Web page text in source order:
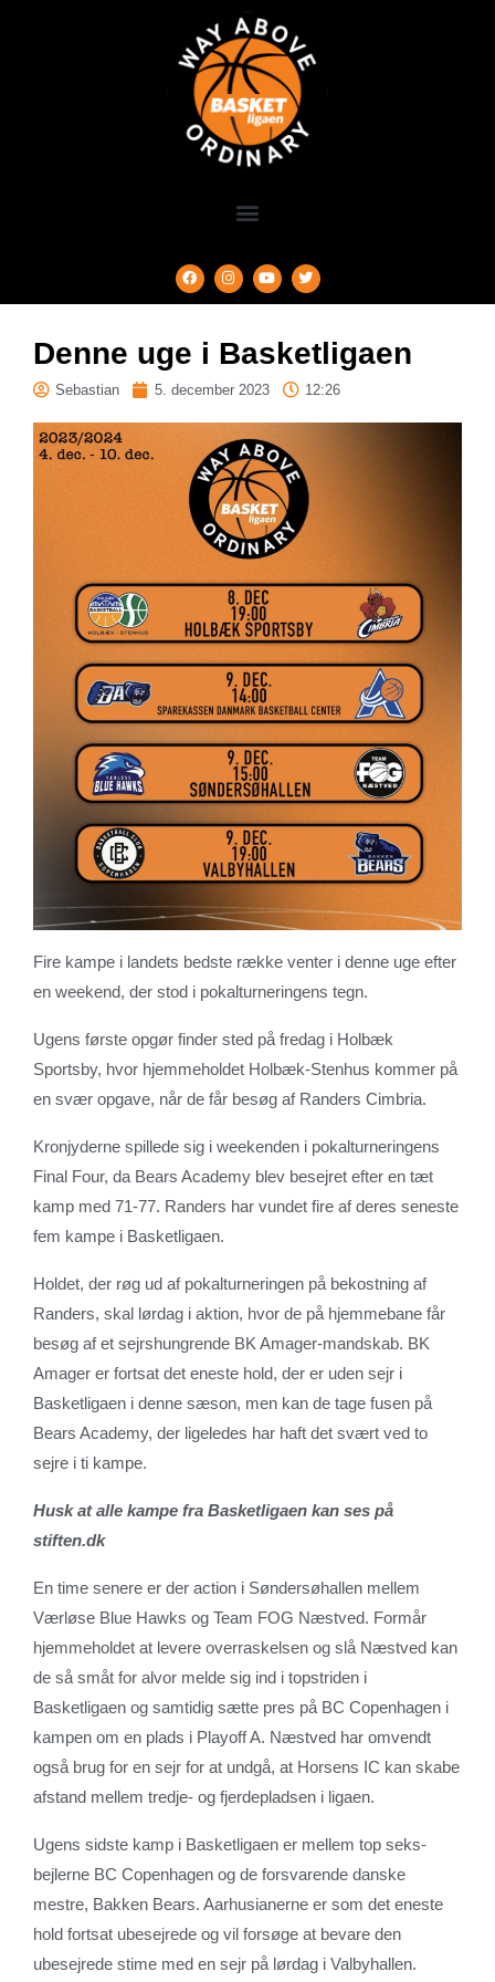
Denne uge i Basketligaen
Sebastian 5. december 2023 12:26
Fire kampe i landets bedste række venter i denne uge efter
en weekend, der stod i pokalturneringens tegn.
Ugens første opgør finder sted på fredag i Holbæk
Sportsby, hvor hjemmeholdet Holbæk-Stenhus kommer på
en svær opgave, når de får besøg af Randers Cimbria.
Kronjyderne spillede sig i weekenden i pokalturneringens
Final Four, da Bears Academy blev besejret efter en tæt
kamp med 71-77. Randers har vundet fire af deres seneste
fem kampe i Basketligaen.
Holdet, der røg ud af pokalturneringen på bekostning af
Randers, skal lørdag i aktion, hvor de på hjemmebane får
besøg af et sejrshungrende BK Amager-mandskab. BK
Amager er fortsat det eneste hold, der er uden sejr i
Basketligaen i denne sæson, men kan de tage fusen på
Bears Academy, der ligeledes har haft det svært ved to
sejre i ti kampe.
Husk at alle kampe fra Basketligaen kan ses på
stiften.dk
En time senere er der action i Søndersøhallen mellem
Værløse Blue Hawks og Team FOG Næstved. Formår
hjemmeholdet at levere overraskelsen og slå Næstved kan
de så småt for alvor melde sig ind i topstriden i
Basketligaen og samtidig sætte pres på BC Copenhagen i
kampen om en plads i Playoff A. Næstved har omvendt
også brug for en sejr for at undgå, at Horsens IC kan skabe
afstand mellem tredje- og fjerdepladsen i ligaen.
Ugens sidste kamp i Basketligaen er mellem top seks-
bejlerne BC Copenhagen og de forsvarende danske
mestre, Bakken Bears. Aarhusianerne er som det eneste
hold fortsat ubesejrede og vil forsøge at bevare den
ubesejrede stime med en sejr på lørdag i Valbyhallen.